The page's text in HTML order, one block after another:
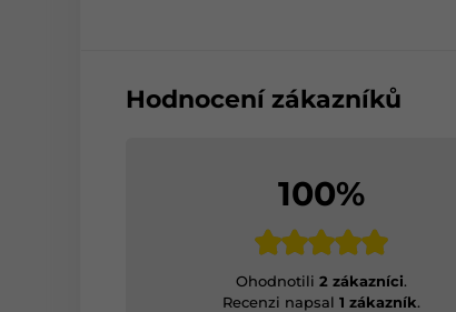
Hodnocení zákazníků
100%
Ohodnotili2 zákazníci.
Recenzi napsal1 zákazník.